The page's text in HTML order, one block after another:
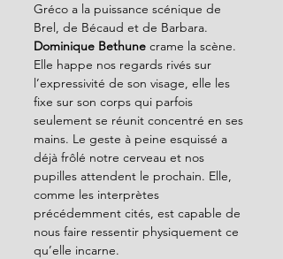
Gréco a la puissance scénique de
Brel, de Bécaud et de Barbara.
Dominique Bethune crame la scène.
Elle happe nos regards rivés sur
l’expressivité de son visage, elle les
fixe sur son corps qui parfois
seulement se réunit concentré en ses
mains. Le geste à peine esquissé a
déjà frôlé notre cerveau et nos
pupilles attendent le prochain. Elle,
comme les interprètes
précédemment cités, est capable de
nous faire ressentir physiquement ce
qu’elle incarne.